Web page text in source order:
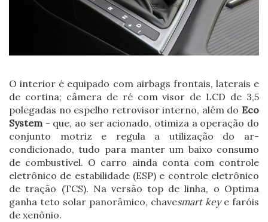
O interior é equipado com airbags frontais, laterais e
de cortina; câmera de ré com visor de LCD de 3,5
polegadas no espelho retrovisor interno, além do Eco
System- que, ao ser acionado, otimiza a operação do
conjunto motriz e regula a utilização do ar-
condicionado, tudo para manter um baixo consumo
de combustível. O carro ainda conta com controle
eletrônico de estabilidade (ESP) e controle eletrônico
de tração (TCS). Na versão top de linha, o Optima
ganha teto solar panorâmico, chavesmart keye faróis
de xenônio.